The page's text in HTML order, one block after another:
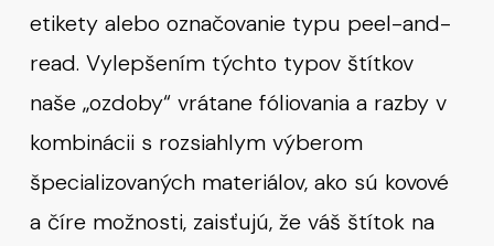
etikety alebo označovanie typu peel-and-
read. Vylepšením týchto typov štítkov
naše „ozdoby“ vrátane fóliovania a razby v
kombinácii s rozsiahlym výberom
špecializovaných materiálov, ako sú kovové
a číre možnosti, zaisťujú, že váš štítok na